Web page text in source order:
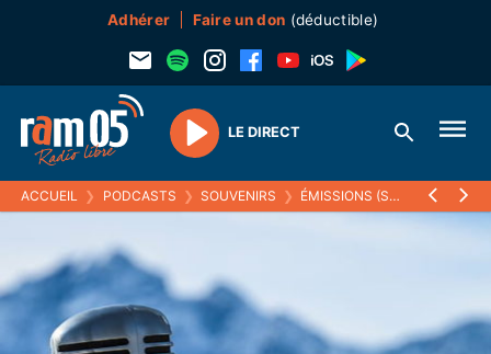
Adhérer Faire un don (déductible)
Play
LE DIRECT
ACCUEIL ❯ PODCASTS ❯ SOUVENIRS ❯ ÉMISSIONS (SOUVENIRS) ❯